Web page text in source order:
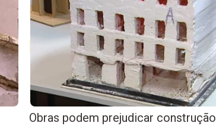
Obras podem prejudicar construção